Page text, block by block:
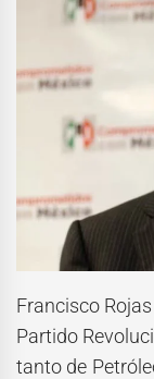
Francisco
Partido
tanto de